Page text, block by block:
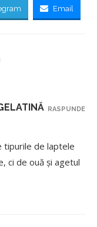
Email
tipurile de laptele
ci de ouă și agetul
RASPUNDE